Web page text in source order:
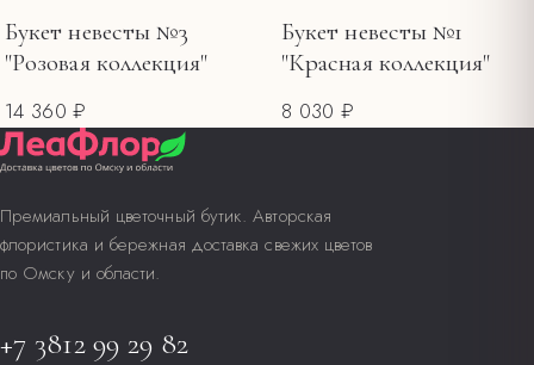
Букет невесты №3
"Розовая коллекция"
14 360 ₽
Букет невесты №1
"Красная коллекция"
8 030 ₽
Премиальный цветочный бутик. Авторская
флористика и бережная доставка свежих цветов
по Омску и области.
+7 3812 99 29 82